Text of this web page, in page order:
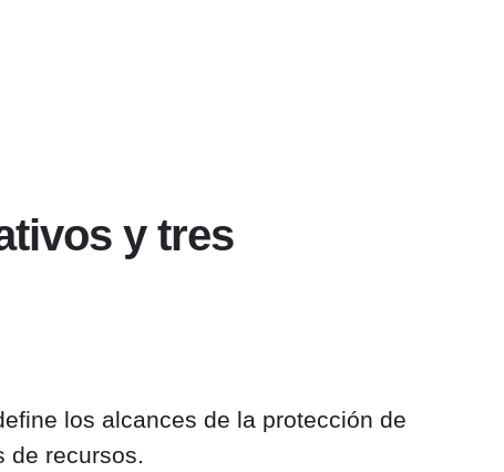
y tres
los alcances de la protección de
de recursos.